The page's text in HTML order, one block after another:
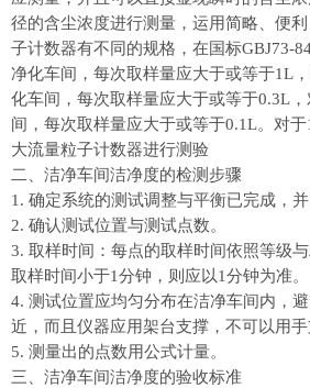
径的含尘浓度进行测量，运用简略、便
子计数器有不同的规格，在国标GBJ73-
净化车间，每次取样量应大于或等于1L
化车间，每次取样量应大于或等于0.3L
间，每次取样量应大于或等于0.1L。对
大流量粒子计数器进行测验
二、洁净车间洁净度的检测步骤
1. 确定系统的测试调整与平衡已完成，并
2. 确认测试位置与测试点数。
3. 取样时间：每点的取样时间依照等级
取样时间小于1分钟，则应以1分钟为准。
4. 测试位置应均匀分布在洁净车间内，
近，而且仪器应用架台支撑，不可以用手
5. 测量出的点数用公式计量。
三、洁净车间洁净度的验收标准